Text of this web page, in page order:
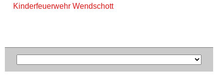
Kinderfeuerwehr Wendschott